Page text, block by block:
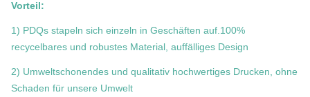
Vorteil:
1) PDQs stapeln sich einzeln in Geschäften auf.100%
recycelbares und robustes Material, auffälliges Design
2) Umweltschonendes und qualitativ hochwertiges Drucken, ohne
Schaden für unsere Umwelt